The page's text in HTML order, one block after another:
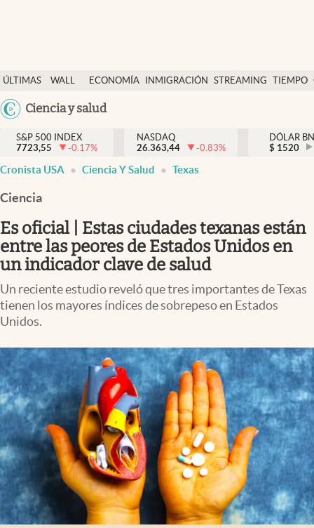
ÚLTIMAS
NOTICIAS
WALL
DÓLAR
ECONOMÍA INMIGRACIÓN STREAMING TIEMPO
México
Ciencia y salud
Finanzas y economía
Wall Street y dólar
Inmigración
Espiritual
Streaming
PC y mobile
Lifestyle
S&P 500 INDEX
7723,55
-0.17%
NASDAQ
26.363,44
-0.83%
DÓLAR
$ 1520
Cronista USA Ciencia Y Salud Texas
Ciencia
Es oficial | Estas ciudades texanas están
entre las peores de Estados Unidos en
un indicador clave de salud
Un reciente estudio reveló que tres importantes de Texas
tienen los mayores índices de sobrepeso en Estados
Unidos.